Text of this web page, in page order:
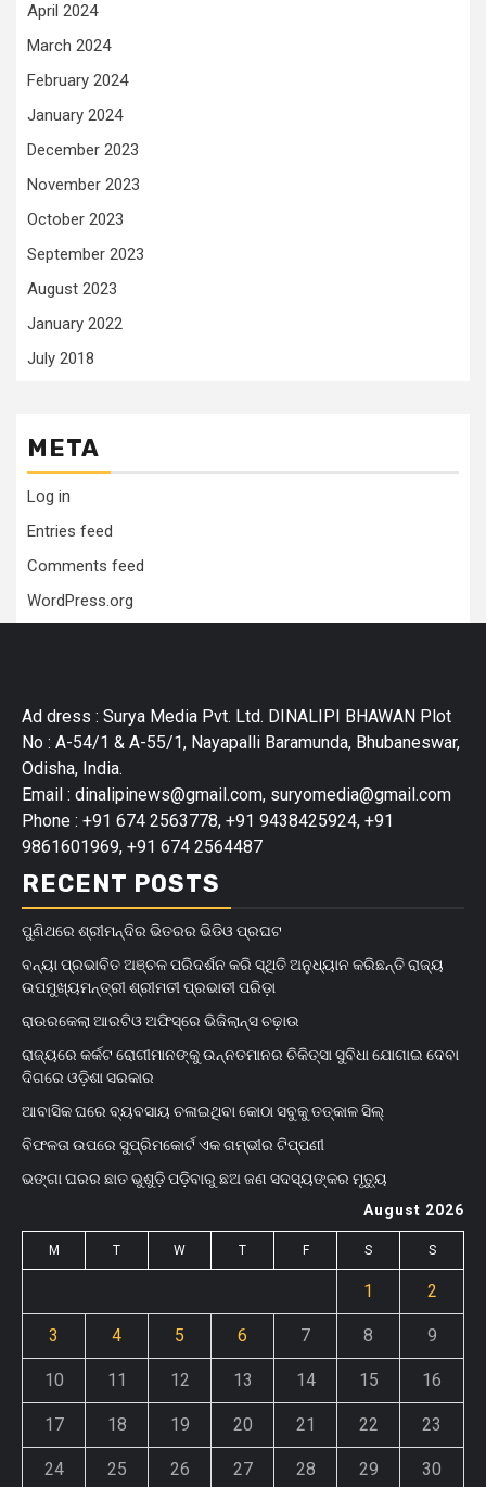
April 2024
March 2024
February 2024
January 2024
December 2023
November 2023
October 2023
September 2023
August 2023
January 2022
July 2018
META
Log in
Entries feed
Comments feed
WordPress.org
Ad dress : Surya Media Pvt. Ltd. DINALIPI BHAWAN Plot
No : A-54/1 & A-55/1, Nayapalli Baramunda, Bhubaneswar,
Odisha, India.
Email : dinalipinews@gmail.com, suryomedia@gmail.com
Phone : +91 674 2563778, +91 9438425924, +91
9861601969, +91 674 2564487
RECENT POSTS
ପୁଣିଥରେ ଶ୍ରୀମନ୍ଦିର ଭିତରର ଭିଡିଓ ପ୍ରଘଟ
ବନ୍ୟା ପ୍ରଭାବିତ ଅଞ୍ଚଳ ପରିଦର୍ଶନ କରି ସ୍ଥିତି ଅନୁଧ୍ୟାନ କରିଛନ୍ତି ରାଜ୍ୟ
ଉପମୁଖ୍ୟମନ୍ତ୍ରୀ ଶ୍ରୀମତୀ ପ୍ରଭାତୀ ପରିଡ଼ା
ରାଉରକେଲା ଆରଟିଓ ଅଫିସ୍‌ରେ ଭିଜିଲାନ୍ସ ଚଢ଼ାଉ
ରାଜ୍ୟରେ କର୍କଟ ରୋଗୀମାନଙ୍କୁ ଉନ୍ନତମାନର ଚିକିତ୍ସା ସୁବିଧା ଯୋଗାଇ ଦେବା
ଦିଗରେ ଓଡ଼ିଶା ସରକାର
ଆବାସିକ ଘରେ ବ୍ୟବସାୟ ଚଳାଇଥିବା କୋଠା ସବୁକୁ ତତ୍କାଳ ସିଲ୍‌
ବିଫଳତା ଉପରେ ସୁପ୍ରିମକୋର୍ଟ ଏକ ଗମ୍ଭୀର ଟିପ୍ପଣୀ
ଭଙ୍ଗା ଘରର ଛାତ ଭୁଶୁଡ଼ି ପଡ଼ିବାରୁ ଛଅ ଜଣ ସଦସ୍ୟଙ୍କର ମୃତ୍ୟୁ
August 2026
M T W T F S S
1 2
3 4 5 6 7 8 9
10 11 12 13 14 15 16
17 18 19 20 21 22 23
24 25 26 27 28 29 30